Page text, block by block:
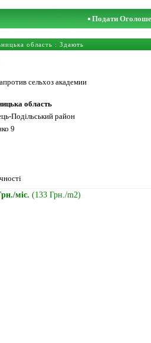
Подати
область : Здають
сельхоз академии
область
Подільський район
9
міс. (133 Грн./m2)